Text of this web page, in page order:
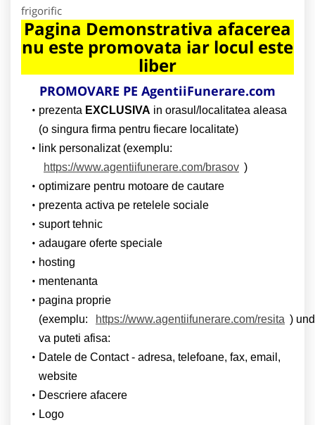
frigorific
Pagina Demonstrativa afacerea
nu este promovata iar locul este
liber
PROMOVARE PE AgentiiFunerare.com
prezenta EXCLUSIVA in orasul/localitatea aleasa
(o singura firma pentru fiecare localitate)
link personalizat (exemplu:
https://www.agentiifunerare.com/brasov )
optimizare pentru motoare de cautare
prezenta activa pe retelele sociale
suport tehnic
adaugare oferte speciale
hosting
mentenanta
pagina proprie
(exemplu:
https://www.agentiifunerare.com/resita )
va puteti afisa:
Datele de Contact - adresa, telefoane, fax, email,
website
Descriere afacere
Logo